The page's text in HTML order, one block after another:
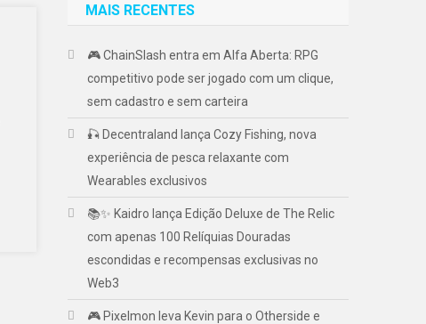
MAIS RECENTES
🎮 ChainSlash entra em Alfa Aberta: RPG
competitivo pode ser jogado com um clique,
sem cadastro e sem carteira
🎣 Decentraland lança Cozy Fishing, nova
experiência de pesca relaxante com
Wearables exclusivos
📚✨ Kaidro lança Edição Deluxe de The Relic
com apenas 100 Relíquias Douradas
escondidas e recompensas exclusivas no
Web3
🎮 Pixelmon leva Kevin para o Otherside e